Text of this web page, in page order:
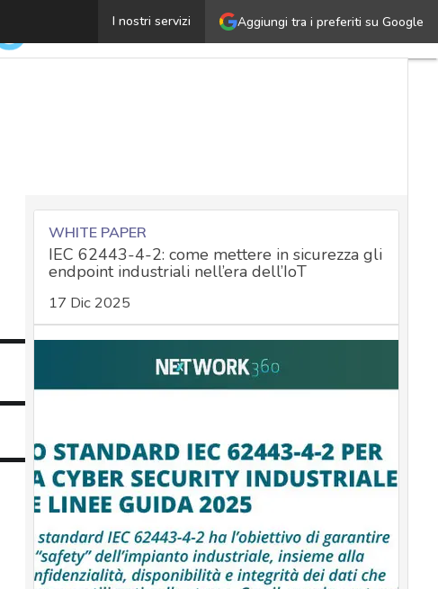
Aggiungi tra i preferiti su Google
I nostri servizi
Questionari post-malattia, il Garante sanziona
WHITE PAPER
IEC 62443-4-2: come mettere in sicurezza gli
endpoint industriali nell’era dell’IoT
17 Dic 2025